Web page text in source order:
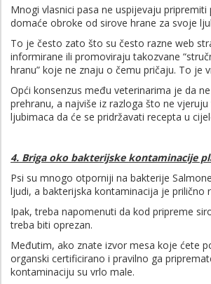
Mnogi vlasnici pasa ne uspijevaju pripremiti
domaće obroke od sirove hrane za svoje
To je često zato što su često razne web
informirane ili promoviraju takozvane
hranu” koje ne znaju o čemu pričaju. To je
Opći konsenzus među veterinarima je da
prehranu, a najviše iz razloga što ne vjeruju
ljubimaca da će se pridržavati recepta u
4. Briga oko bakterijske kontaminacije
Psi su mnogo otporniji na bakterije
ljudi, a bakterijska kontaminacija je prilično
Ipak, treba napomenuti da kod pripreme
treba biti oprezan.
Međutim, ako znate izvor mesa koje ćete
organski certificirano i pravilno ga
kontaminaciju su vrlo male.